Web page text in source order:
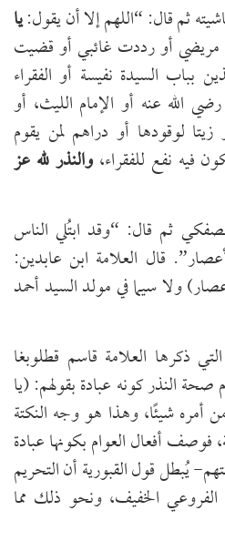
ثم قال: “اللهم إلا أن يقول:يا
أو رددت غائبي أو قضيت
بباب السيدة نفيسة أو الفقراء
الله عنه أو الإمام الليث، أو
لوقودها أو دراهم لمن يقوم
فيه نفع للفقراء،والنذر لله عز
ثم قال: “وقد ابتُلي الناس
قال العلامة ابن عابدين:
ولا سيما في مولد السيد أحمد
ذكرها العلامة قاسم قطلوبغا
النذر كونه عبادة بقولهم: (يا
أمره شيئًا، وهذا هو وجه النكتة
أفعال العوام بكونها عبادة
يُبطل قول القبورية أن التحريم
الخفيف، ونحو ذلك مما